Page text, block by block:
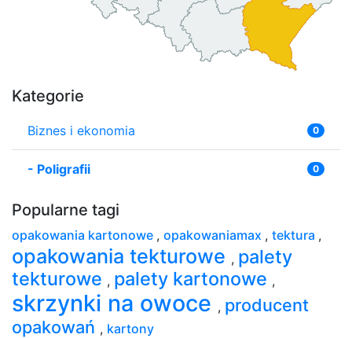
Kategorie
Biznes i ekonomia 0
- Poligrafii 0
Popularne tagi
opakowania kartonowe , opakowaniamax , tektura ,
opakowania tekturowe , palety
tekturowe , palety kartonowe ,
skrzynki na owoce , producent
opakowań , kartony